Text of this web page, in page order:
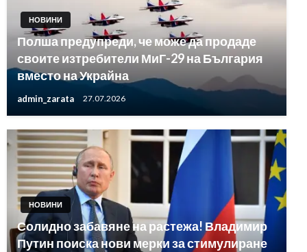
НОВИНИ
Полша предупреди, че може да продаде
своите изтребители МиГ-29 на България
вместо на Украйна
admin_zarata 27.07.2026
НОВИНИ
Солидно забавяне на растежа! Владимир
Путин поиска нови мерки за стимулиране